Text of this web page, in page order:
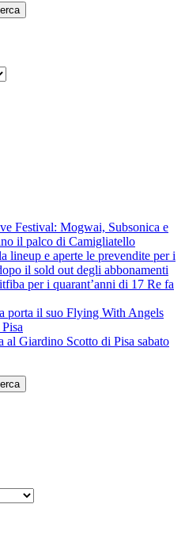
Festival: Mogwai, Subsonica e
il palco di Camigliatello
lineup e aperte le prevendite per i
il sold out degli abbonamenti
per i quarant’anni di 17 Re fa
porta il suo Flying With Angels
al Giardino Scotto di Pisa sabato